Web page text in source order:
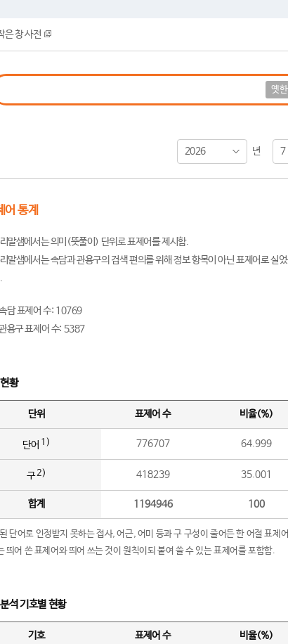
은 창 사전
옛
2026 년 7
어 통계
말샘에서는 의미(뜻풀이) 단위로 표제어를 제시함.
말샘에서는 속담과 관용구의 검색 편의를 위해 정보 항목이 아닌 표제어로 실
담 표제어 수: 10769
용구 표제어 수: 5387
황
단위 표제어 수 비율(%)
단어 1) 776707 64.999
구2) 418239 35.001
합계 1194946 100
단어로 인정받지 못하는 접사, 어근, 어미 등과 구 구성이 줄어든 한 어절 표제
띄어 쓴 표제어와 띄어 쓰는 것이 원칙이되 붙여 쓸 수 있는 표제어를 포함함.
석 기호별 현황
기호 표제어 수 비율(%)